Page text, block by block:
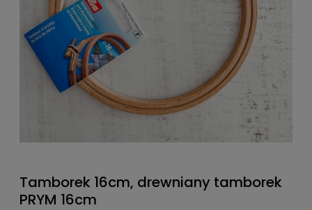
Tamborek 16cm, drewniany tamborek
PRYM 16cm